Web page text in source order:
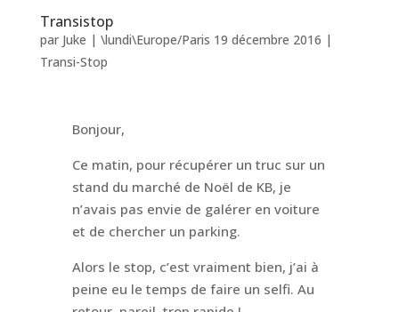
Transistop
par Juke | \lundi\Europe/Paris 19 décembre 2016 |
Transi-Stop
Bonjour,
Ce matin, pour récupérer un truc sur un
stand du marché de Noël de KB, je
n’avais pas envie de galérer en voiture
et de chercher un parking.
Alors le stop, c’est vraiment bien, j’ai à
peine eu le temps de faire un selfi. Au